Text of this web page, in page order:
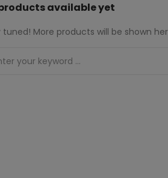
available yet
tuned! More products will be shown